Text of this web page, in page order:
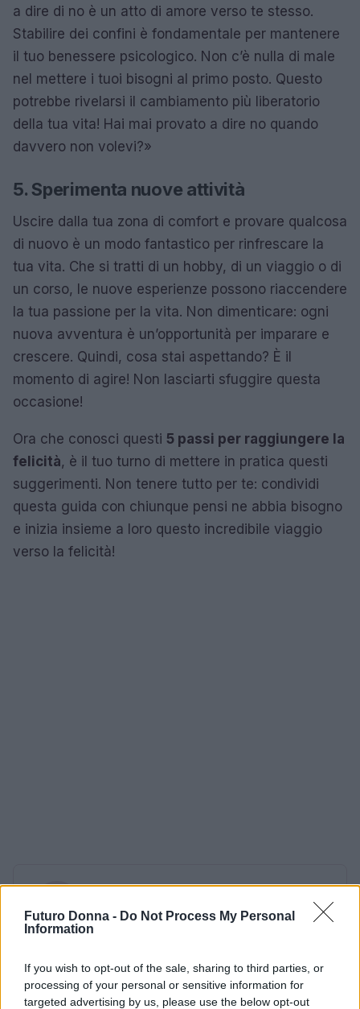
Futuro Donna - Do Not Process My Personal
Information
If you wish to opt-out of the sale, sharing to third parties, or
processing of your personal or sensitive information for
targeted advertising by us, please use the below opt-out
a dire di no è un atto di amore verso te stesso.
Stabilire dei confini è fondamentale per mantenere
il tuo benessere psicologico. Non c’è nulla di male
nel mettere i tuoi bisogni al primo posto. Questo
potrebbe rivelarsi il cambiamento più liberatorio
della tua vita! Hai mai provato a dire no quando
davvero non volevi?»
5. Sperimenta nuove attività
Uscire dalla tua zona di comfort e provare qualcosa
di nuovo è un modo fantastico per rinfrescare la
tua vita. Che si tratti di un hobby, di un viaggio o di
un corso, le nuove esperienze possono riaccendere
la tua passione per la vita. Non dimenticare: ogni
nuova avventura è un’opportunità per imparare e
crescere. Quindi, cosa stai aspettando? È il
momento di agire! Non lasciarti sfuggire questa
occasione!
Ora che conosci questi 5 passi per raggiungere la
felicità, è il tuo turno di mettere in pratica questi
suggerimenti. Non tenere tutto per te: condividi
questa guida con chiunque pensi ne abbia bisogno
e inizia insieme a loro questo incredibile viaggio
verso la felicità!
AUTORE